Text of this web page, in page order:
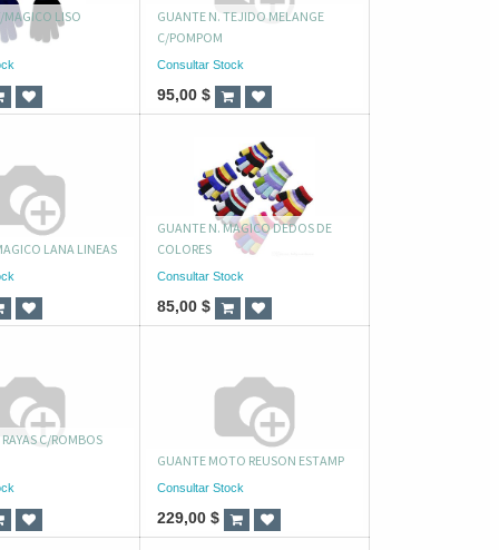
LISO
GUANTE N. TEJIDO MELANGE
C/POMPOM
Consultar Stock
95,00 $
LANA LINEAS
GUANTE N. MAGICO DEDOS DE
COLORES
Consultar Stock
85,00 $
C/ROMBOS
GUANTE MOTO REUSON ESTAMP
Consultar Stock
229,00 $